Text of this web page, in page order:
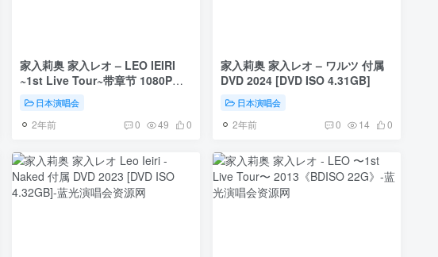
家入莉奥 家入レオ – LEO IEIRI
~1st Live Tour~带章节 1080P
h264 flac《BDrip MKV 6.62G》
日本演唱会
2年前 0 49 0
家入莉奥 家入レオ – ワルツ 付属
DVD 2024 [DVD ISO 4.31GB]
日本演唱会
2年前 0 14 0